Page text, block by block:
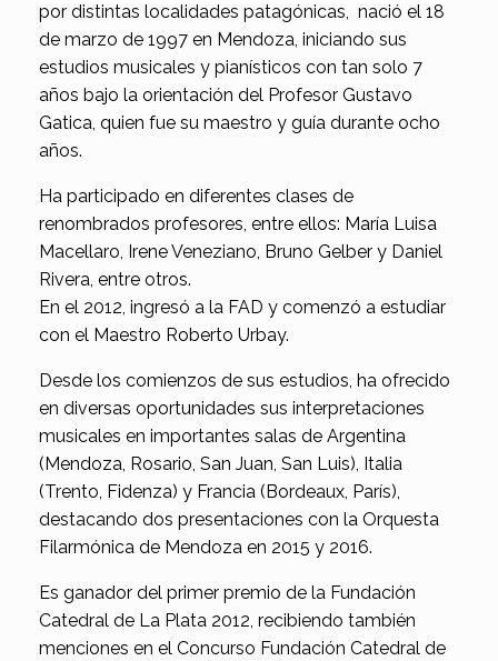
por distintas localidades patagónicas, nació el 18
de marzo de 1997 en Mendoza, iniciando sus
estudios musicales y pianísticos con tan solo 7
años bajo la orientación del Profesor Gustavo
Gatica, quien fue su maestro y guía durante ocho
años.
Ha participado en diferentes clases de
renombrados profesores, entre ellos: María Luisa
Macellaro, Irene Veneziano, Bruno Gelber y Daniel
Rivera, entre otros.
En el 2012, ingresó a la FAD y comenzó a estudiar
con el Maestro Roberto Urbay.
Desde los comienzos de sus estudios, ha ofrecido
en diversas oportunidades sus interpretaciones
musicales en importantes salas de Argentina
(Mendoza, Rosario, San Juan, San Luis), Italia
(Trento, Fidenza) y Francia (Bordeaux, París),
destacando dos presentaciones con la Orquesta
Filarmónica de Mendoza en 2015 y 2016.
Es ganador del primer premio de la Fundación
Catedral de La Plata 2012, recibiendo también
menciones en el Concurso Fundación Catedral de